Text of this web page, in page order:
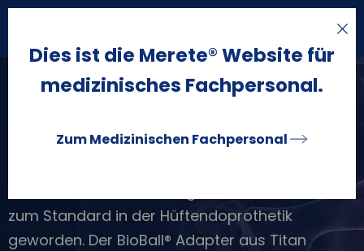
Dies ist die Merete® Website für
medizinisches Fachpersonal.
Zum Medizinischen Fachpersonal
Suche
Das BioBall® System wurde als „Modulares
zum Standard in der Hüftendoprothetik
geworden. Der BioBall® Adapter aus Titan